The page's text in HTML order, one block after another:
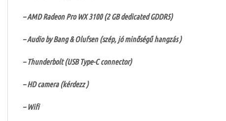
– AMD Radeon Pro WX 3100 (2 GB dedicated GDDR5)
– Audio by Bang & Olufsen (szép, jó minőségű hangzás )
– Thunderbolt (USB Type-C connector)
– HD camera (kérdezz )
– Wifi